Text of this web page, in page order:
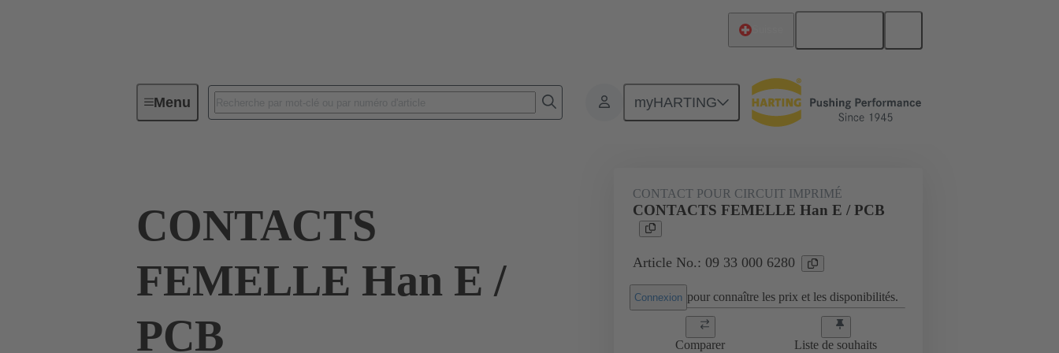
Menu myHARTING
Connecteurs industriels / Han® Contacts Électrique 09 33 000 6280
CONTACTS
FEMELLE Han E /
PCB
CONTACT POUR CIRCUIT IMPRIMÉ
CONTACTS FEMELLE Han E / PCB
Article No.: 09 33 000 6280
Connexion pour connaître les prix et les disponibilités.
Comparer Liste de souhaits